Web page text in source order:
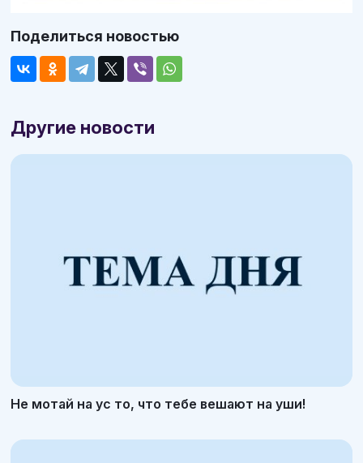
Поделиться новостью
Другие новости
Не мотай на ус то, что тебе вешают на уши!